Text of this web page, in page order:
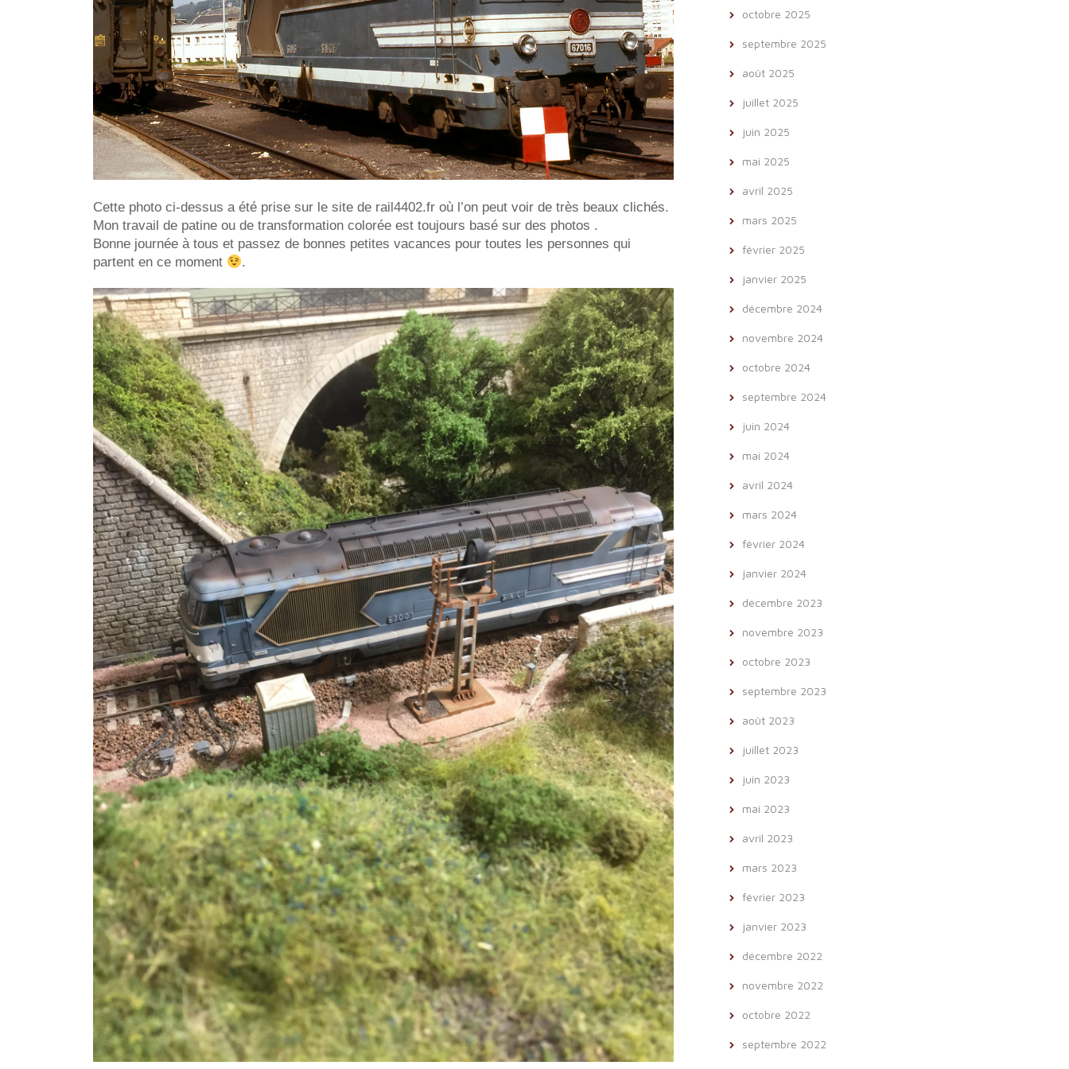
Cette photo ci-dessus a été prise sur le site de rail4402.fr où l’on peut voir de très beaux clichés.
Mon travail de patine ou de transformation colorée est toujours basé sur des photos .
Bonne journée à tous et passez de bonnes petites vacances pour toutes les personnes qui
partent en ce moment
.
octobre 2025
septembre 2025
août 2025
juillet 2025
juin 2025
mai 2025
avril 2025
mars 2025
février 2025
janvier 2025
décembre 2024
novembre 2024
octobre 2024
septembre 2024
juin 2024
mai 2024
avril 2024
mars 2024
février 2024
janvier 2024
décembre 2023
novembre 2023
octobre 2023
septembre 2023
août 2023
juillet 2023
juin 2023
mai 2023
avril 2023
mars 2023
février 2023
janvier 2023
décembre 2022
novembre 2022
octobre 2022
septembre 2022